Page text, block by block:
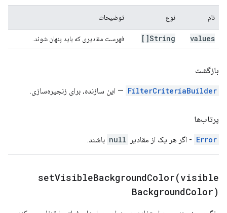
نام نوع توضیحات
values
String[] فهرست مقادیری که باید پنهان شوند.
بازگشت
FilterCriteriaBuilder — این سازنده، برای زنجیره‌سازی.
پرتاب‌ها
Error - اگر هر یک از مقادیر null باشند.
setVisibleBackgroundColor(visible
BackgroundColor)